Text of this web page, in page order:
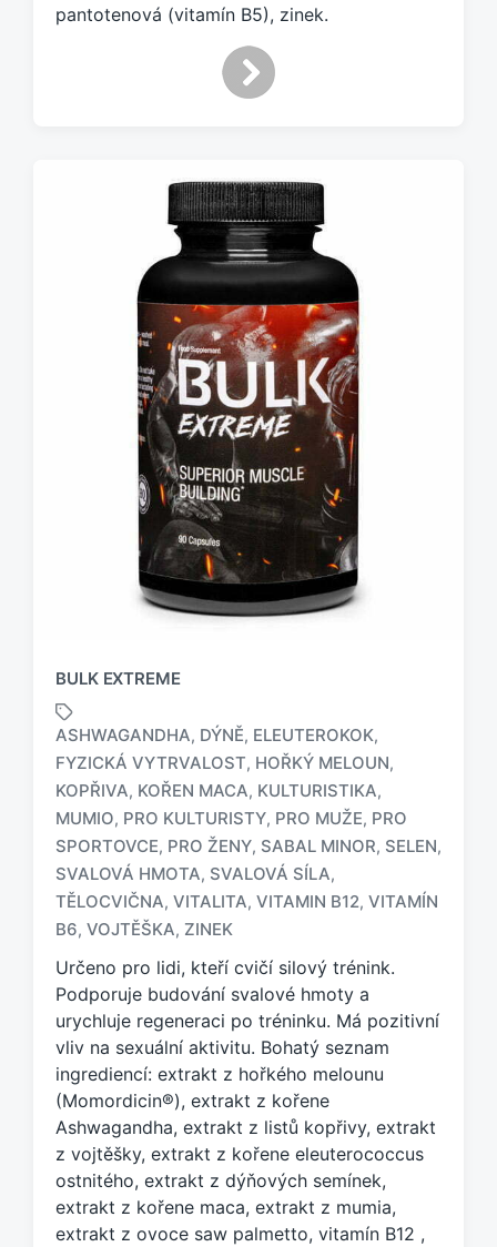
pantotenová (vitamín B5), zinek.
BULK EXTREME
z
n
a
č
n
o
t
a
g
e
m
:
ASHWAGANDHA, DÝNĚ, ELEUTEROKOK,
FYZICKÁ VYTRVALOST, HOŘKÝ MELOUN,
KOPŘIVA, KOŘEN MACA, KULTURISTIKA,
MUMIO, PRO KULTURISTY, PRO MUŽE, PRO
SPORTOVCE, PRO ŽENY, SABAL MINOR, SELEN,
SVALOVÁ HMOTA, SVALOVÁ SÍLA,
TĚLOCVIČNA, VITALITA, VITAMIN B12, VITAMÍN
B6, VOJTĚŠKA, ZINEK
Určeno pro lidi, kteří cvičí silový trénink.
Podporuje budování svalové hmoty a
urychluje regeneraci po tréninku. Má pozitivní
vliv na sexuální aktivitu. Bohatý seznam
ingrediencí: extrakt z hořkého melounu
(Momordicin®), extrakt z kořene
Ashwagandha, extrakt z listů kopřivy, extrakt
z vojtěšky, extrakt z kořene eleuterococcus
ostnitého, extrakt z dýňových semínek,
extrakt z kořene maca, extrakt z mumia,
extrakt z ovoce saw palmetto, vitamín B12 ,